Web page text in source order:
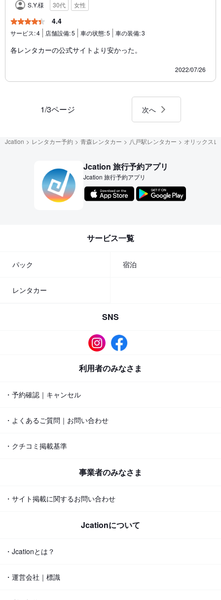
S.Y.様 30代 女性
4.4
サービス:4 店舗設備:5 車の状態:5 車の装備:3
各レンタカーの公式サイトより安かった。
2022/07/26
1/3ページ 次へ
Jcation レンタカー予約 青森レンタカー 八戸駅レンタカー オリックス
Jcation 旅行予約アプリ
Jcation 旅行予約アプリ
サービス一覧
パック 宿泊
レンタカー
SNS
利用者のみなさま
・予約確認｜キャンセル
・よくあるご質問｜お問い合わせ
・クチコミ掲載基準
事業者のみなさま
・サイト掲載に関するお問い合わせ
Jcationについて
・Jcationとは？
・運営会社｜標識